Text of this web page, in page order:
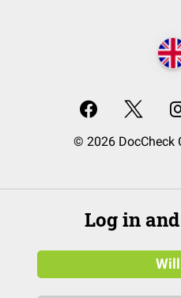
© 2026 DocCheck
Log in